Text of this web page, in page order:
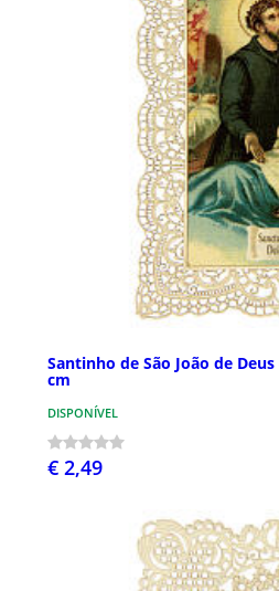
Santinho de São João de
cm
DISPONÍVEL
€ 2,49